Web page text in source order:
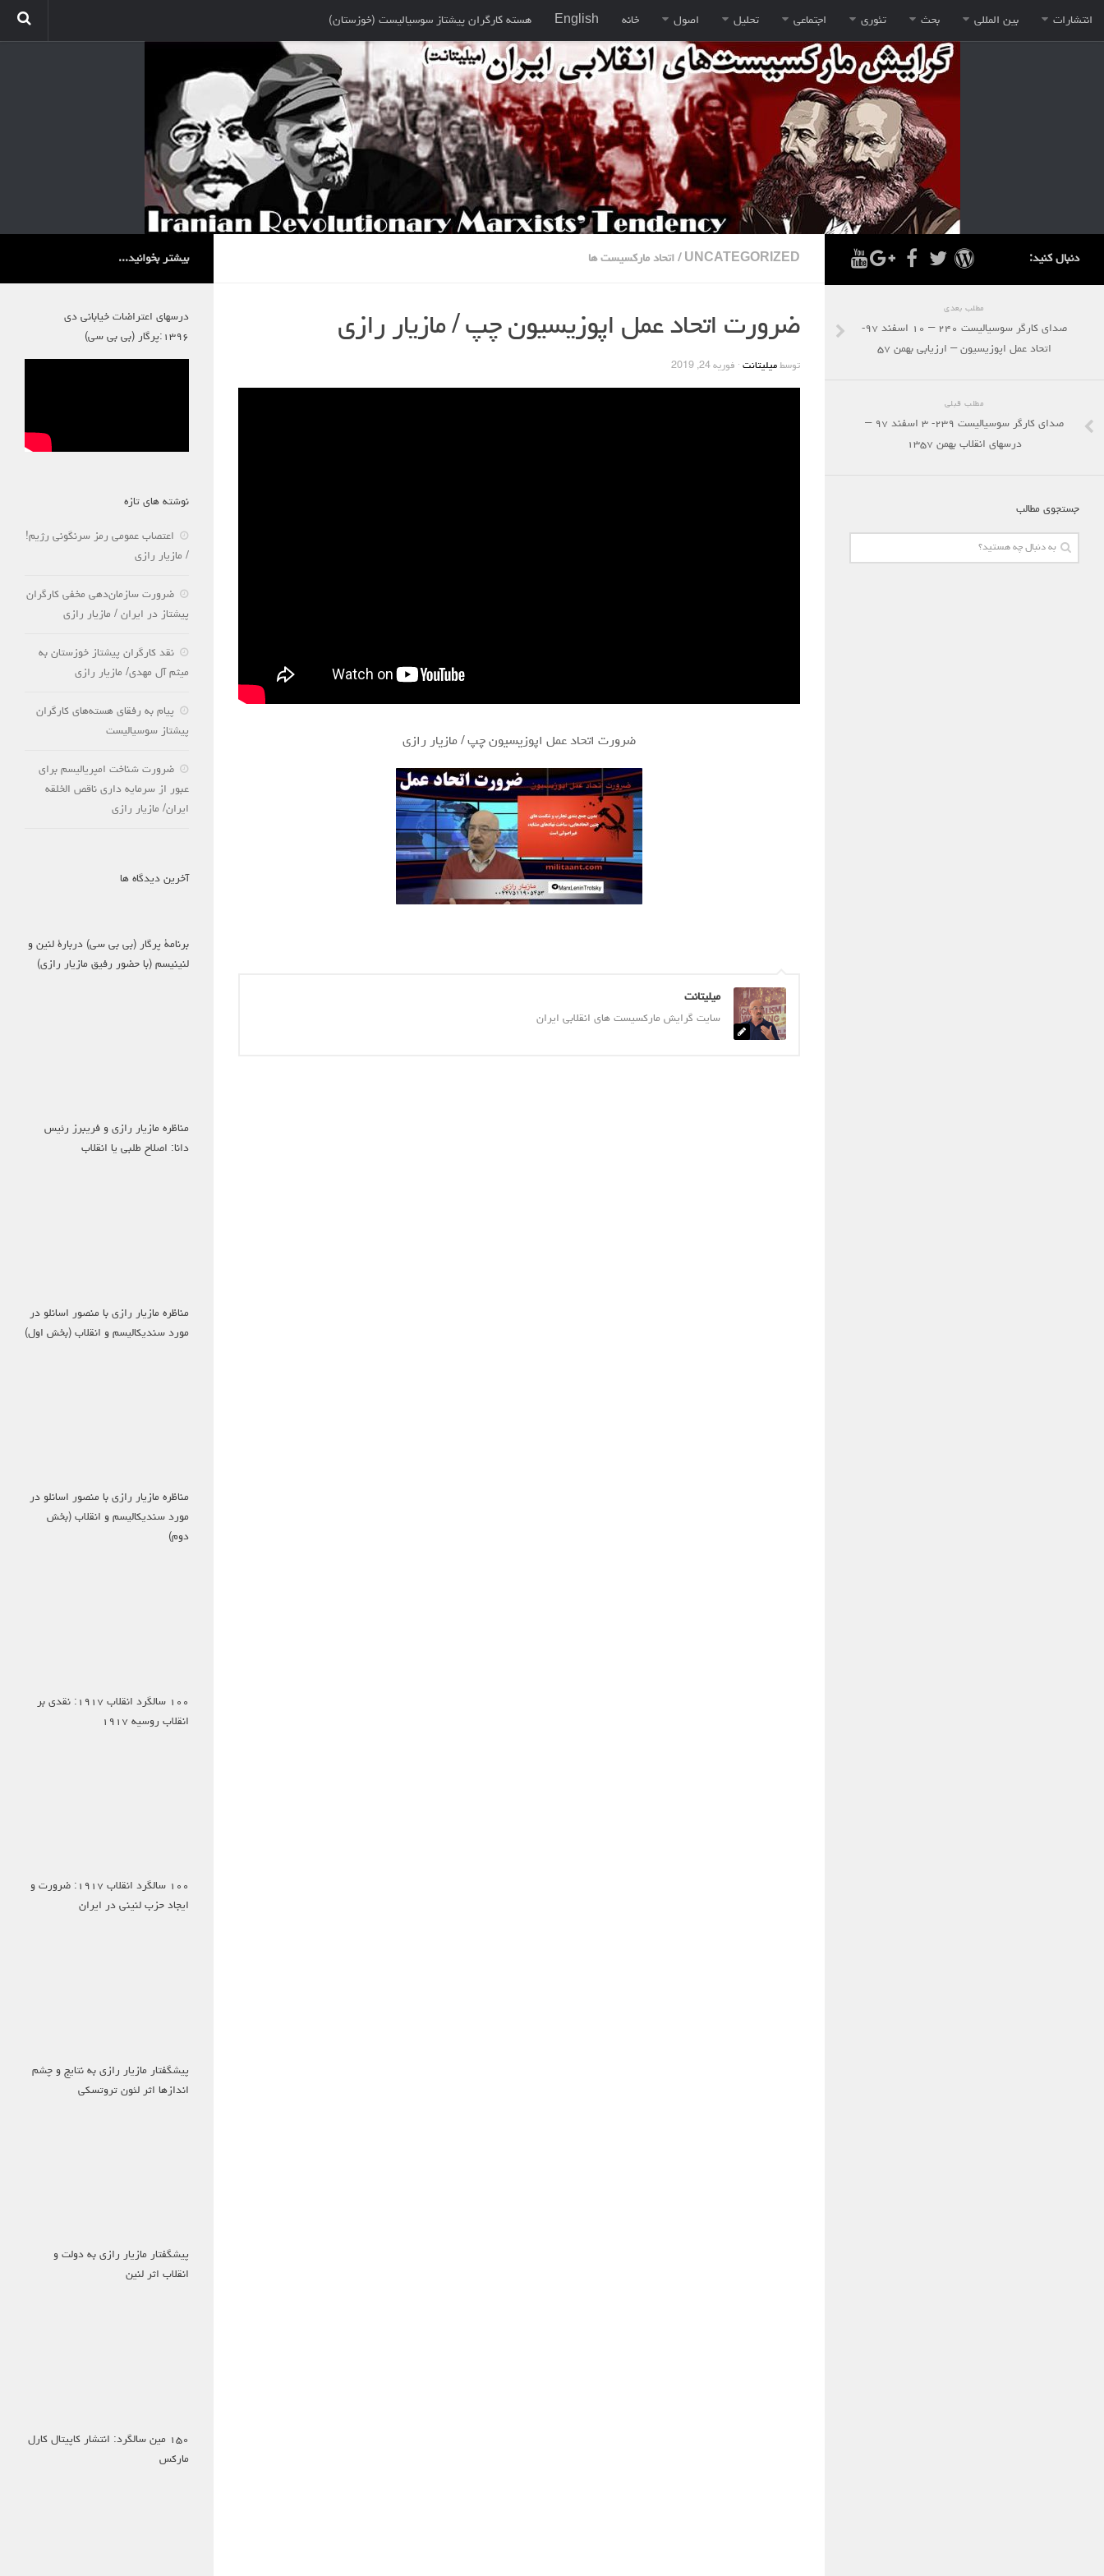
انتشارات بین المللی بحث تئوری اجتماعی تحلیل اصول خانه English هسته کارگران پيشتاز سوسياليست (خوزستان)
UNCATEGORIZED
/ اتحاد مارکسیست ها
ضرورت اتحاد عمل اپوزیسیون چپ / مازیار رازی
توسط میلیتانت · فوریه 24, 2019
ضرورت اتحاد عمل اپوزیسیون چپ / مازیار رازی
میلیتانت
سایت گرایش مارکسیست های انقلابی ایران
دنبال کنید:
مطلب بعدی
صدای کارگر سوسیالیست ۲۴۰ – ۱۰ اسفند ۹۷-
اتحاد عمل اپوزیسیون – ارزیابی بهمن ۵۷
مطلب قبلی
صدای کارگر سوسیالیست ۲۳۹- ۳ اسفند ۹۷ –
درسهای انقلاب بهمن ۱۳۵۷
جستجوی مطالب
بیشتر بخوانید...
درسهای اعتراضات خیابانی دی
۱۳۹۶:پرگار (بی بی سی)
نوشته های تازه
اعتصاب عمومی رمز سرنگونی رژیم!
/ مازیار رازی
ضرورت سازمان‌دهی مخفی کارگران
پیشتاز در ایران / مازیار رازی
نقد کارگران پیشتاز خوزستان به
میثم آل مهدی/ مازیار رازی
پیام به رفقای هسته‌های کارگران
پیشتاز سوسیالیست
ضرورت شناخت امپریالیسم برای
عبور از سرمایه داری ناقص الخلقه
ایران/ مازیار رازی
آخرین دیدگاه ها
برنامۀ پرگار (بی بی سی) دربارۀ لنین و
لنینیسم (با حضور رفیق مازیار رازی)
مناظره مازیار رازی و فریبرز رئیس
دانا: اصلاح طلبی یا انقلاب
مناظره مازیار رازی با منصور اسانلو در
مورد سندیکالیسم و انقلاب (بخش اول)
مناظره مازیار رازی با منصور اسانلو در
مورد سندیکالیسم و انقلاب (بخش
دوم)
۱۰۰ سالگرد انقلاب ۱۹۱۷: نقدی بر
انقلاب روسیه ۱۹۱۷
۱۰۰ سالگرد انقلاب ۱۹۱۷: ضرورت و
ایجاد حزب لنینی در ایران
پیشگفتار مازیار رازی به نتایج و چشم
اندازها اثر لئون تروتسکی
پیشگفتار مازیار رازی به دولت و
انقلاب اثر لنین
۱۵۰ مین سالگرد: انتشار کاپیتال کارل
مارکس